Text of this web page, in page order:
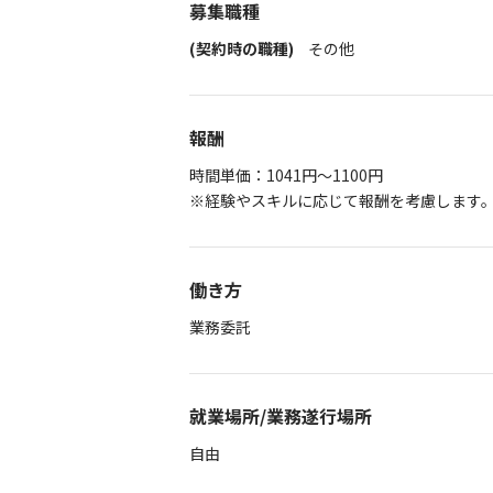
募集職種
(契約時の職種) その他
報酬
時間単価：1041円～1100円
※経験やスキルに応じて報酬を考慮します
働き方
業務委託
就業場所/業務遂行場所
自由